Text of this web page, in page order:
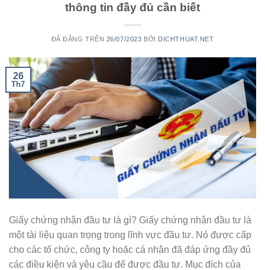
thông tin đầy đủ cần biết
ĐÃ ĐĂNG TRÊN 26/07/2023 BỞI DICHTHUAT.NET
26
Th7
Giấy chứng nhận đầu tư là gì? Giấy chứng nhận đầu tư là
một tài liệu quan trọng trong lĩnh vực đầu tư. Nó được cấp
cho các tổ chức, công ty hoặc cá nhân đã đáp ứng đầy đủ
các điều kiện và yêu cầu để được đầu tư. Mục đích của